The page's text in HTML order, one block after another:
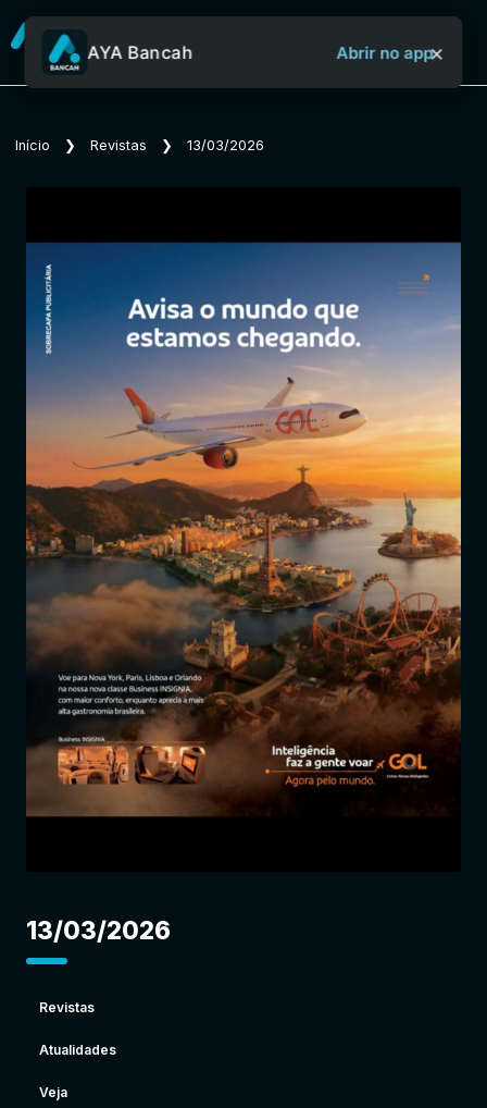
Sobre o Aya Bancah
Revistas
Jornais
Notícias
Entrar
AYA Bancah Abrir no app×
Início ❯ Revistas ❯ 13/03/2026
13/03/2026
Revistas
Atualidades
Veja